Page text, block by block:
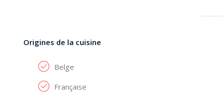
Origines de la cuisine
Belge
Française